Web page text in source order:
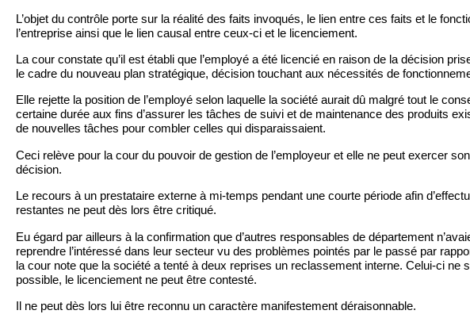
L’objet du contrôle porte sur la réalité des faits invoqués, le lien entre ces faits et le
l’entreprise ainsi que le lien causal entre ceux-ci et le licenciement.
La cour constate qu’il est établi que l’employé a été licencié en raison de la décision
le cadre du nouveau plan stratégique, décision touchant aux nécessités de
Elle rejette la position de l’employé selon laquelle la société aurait dû malgré tout le
certaine durée aux fins d’assurer les tâches de suivi et de maintenance des produits
de nouvelles tâches pour combler celles qui disparaissaient.
Ceci relève pour la cour du pouvoir de gestion de l’employeur et elle ne peut exercer
décision.
Le recours à un prestataire externe à mi-temps pendant une courte période afin
restantes ne peut dès lors être critiqué.
Eu égard par ailleurs à la confirmation que d’autres responsables de département
reprendre l’intéressé dans leur secteur vu des problèmes pointés par le passé par
la cour note que la société a tenté à deux reprises un reclassement interne. Celui-ci ne
possible, le licenciement ne peut être contesté.
Il ne peut dès lors lui être reconnu un caractère manifestement déraisonnable.